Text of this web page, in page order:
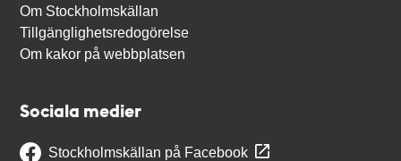
Om Stockholmskällan
Tillgänglighetsredogörelse
Om kakor på webbplatsen
Sociala medier
Stockholmskällan på Facebook